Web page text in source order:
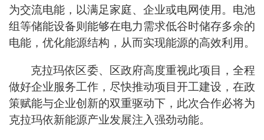
为交流电能，以满足家庭、企业或电网使用。电池
组等储能设备则能够在电力需求低谷时储存多余的
电能，优化能源结构，从而实现能源的高效利用。
克拉玛依区委、区政府高度重视此项目，全程
做好企业服务工作，尽快推动项目开工建设，在政
策赋能与企业创新的双重驱动下，此次合作必将为
克拉玛依新能源产业发展注入强劲动能。